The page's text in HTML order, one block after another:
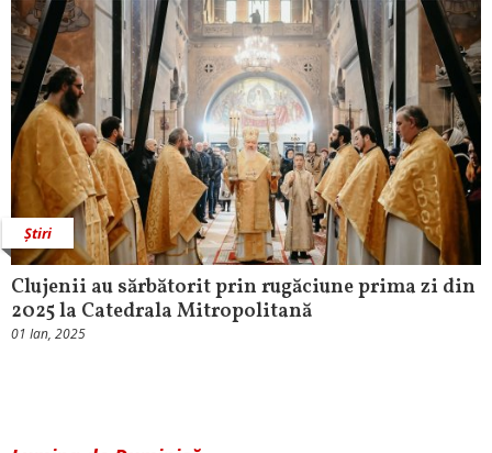
Știri
Clujenii au sărbătorit prin rugăciune prima zi din
2025 la Catedrala Mitropolitană
01 Ian, 2025